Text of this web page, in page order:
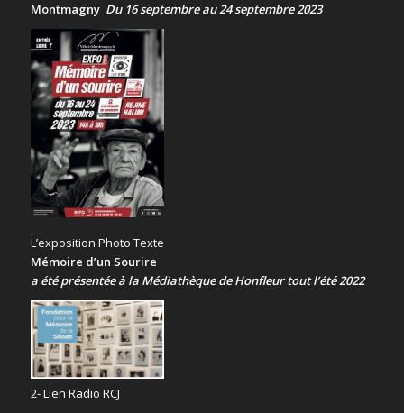
Montmagny Du 16 septembre au 24 septembre 2023
L’exposition Photo Texte
Mémoire d’un Sourire
a été présentéeà la Médiathèque de Honfleur tout l’été 2022
2- Lien Radio RCJ